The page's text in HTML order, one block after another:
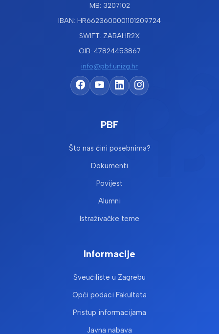
MB: 3207102
IBAN: HR6623600001101209724
SWIFT: ZABAHR2X
OIB: 47824453867
info@pbf.unizg.hr
PBF
Što nas čini posebnima?
Dokumenti
Povijest
Alumni
Istraživačke teme
Informacije
Sveučilište u Zagrebu
Opći podaci Fakulteta
Pristup informacijama
Javna nabava